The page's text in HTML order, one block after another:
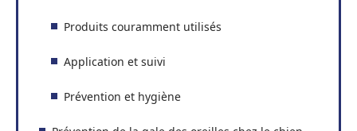
Produits couramment utilisés
Application et suivi
Prévention et hygiène